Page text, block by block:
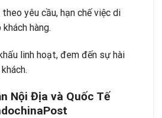
yêu cầu, hạn chế việc di
hàng.
linh hoạt, đem đến sự hài
Nội Địa và Quốc Tế